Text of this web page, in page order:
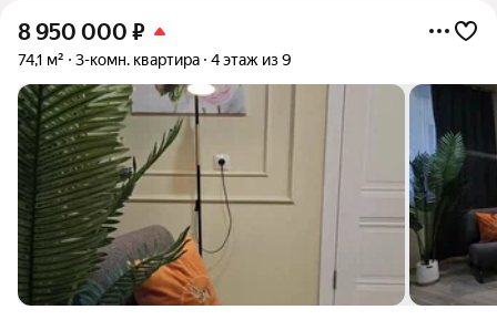
8 950 000 ₽
74,1 м² 3-комн. квартира 4 этаж из 9